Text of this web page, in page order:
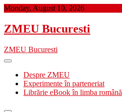
Skip
content
Monday, August 10, 2026
ZMEU Bucuresti
ZMEU Bucuresti
Despre ZMEU
Experimente în parteneriat
Librărie eBook în limba română